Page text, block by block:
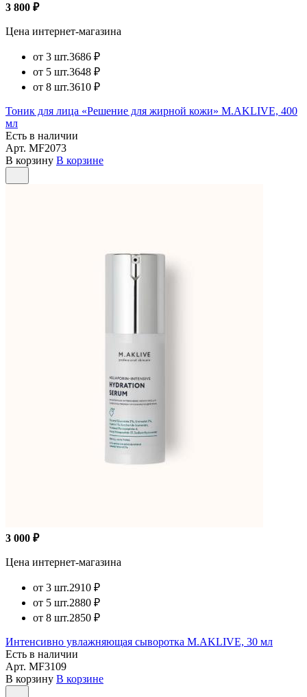
3 800 ₽
Цена интернет-магазина
от 3 шт.3686 ₽
от 5 шт.3648 ₽
от 8 шт.3610 ₽
Тоник для лица «Решение для жирной кожи» M.AKLIVE, 400
мл
Есть в наличии
Арт. MF2073
В корзину В корзине
3 000 ₽
Цена интернет-магазина
от 3 шт.2910 ₽
от 5 шт.2880 ₽
от 8 шт.2850 ₽
Интенсивно увлажняющая сыворотка M.AKLIVE, 30 мл
Есть в наличии
Арт. MF3109
В корзину В корзине